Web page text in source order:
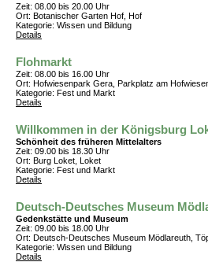
Zeit: 08.00 bis 20.00 Uhr
Ort: Botanischer Garten Hof, Hof
Kategorie: Wissen und Bildung
Details
Flohmarkt
Zeit: 08.00 bis 16.00 Uhr
Ort: Hofwiesenpark Gera, Parkplatz am
Kategorie: Fest und Markt
Details
Willkommen in der Königsburg
Schönheit des früheren Mittelalters
Zeit: 09.00 bis 18.30 Uhr
Ort: Burg Loket, Loket
Kategorie: Fest und Markt
Details
Deutsch-Deutsches Museum
Gedenkstätte und Museum
Zeit: 09.00 bis 18.00 Uhr
Ort: Deutsch-Deutsches Museum Mödlareuth,
Kategorie: Wissen und Bildung
Details